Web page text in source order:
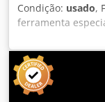
Condição: usado,
ferramenta
ranhurar,
de moldagem de
ranhuras -
tipo: 16D11x2,7
Número: 1x peça